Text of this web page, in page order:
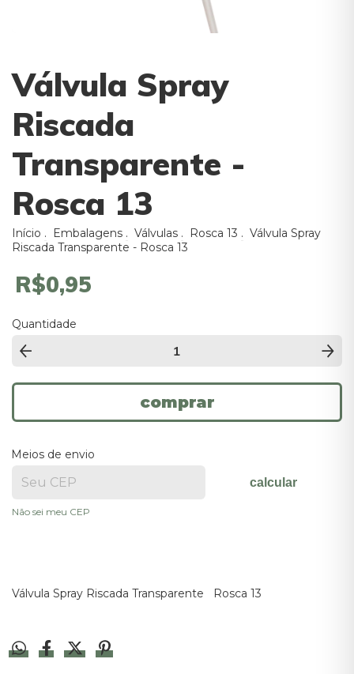
Válvula Spray
Riscada
Transparente -
Rosca 13
Início . Embalagens . Válvulas . Rosca 13 . Válvula Spray
Riscada Transparente - Rosca 13
R$0,95
Quantidade
Meios de envio
calcular
Não sei meu CEP
Válvula Spray Riscada Transparente Rosca 13